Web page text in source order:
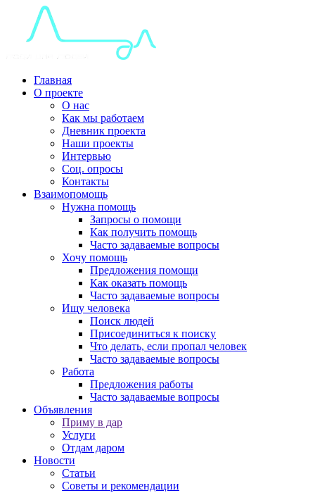
Главная
О проекте
О нас
Как мы работаем
Дневник проекта
Наши проекты
Интервью
Соц. опросы
Контакты
Взаимопомощь
Нужна помощь
Запросы о помощи
Как получить помощь
Часто задаваемые вопросы
Хочу помощь
Предложения помощи
Как оказать помощь
Часто задаваемые вопросы
Ищу человека
Поиск людей
Присоединиться к поиску
Что делать, если пропал человек
Часто задаваемые вопросы
Работа
Предложения работы
Часто задаваемые вопросы
Объявления
Приму в дар
Услуги
Отдам даром
Новости
Статьи
Советы и рекомендации